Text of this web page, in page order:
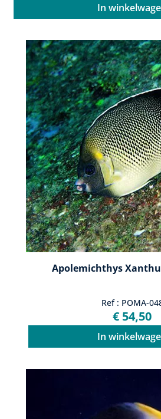
In
Apolemichthys
Ref : POMA-
€ 54,50
In